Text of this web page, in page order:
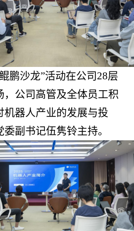
鹏沙龙”活动在公司28层
，公司高管及全体员工积
机器人产业的发展与投
副书记伍隽铃主持。